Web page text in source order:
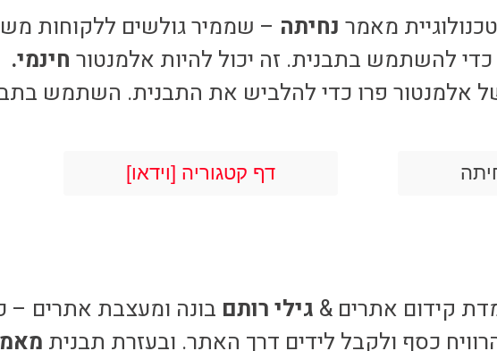
מאמר נחיתה – שממיר גולשים ללקוחות
כדי להשתמש בתבנית. זה יכול להיות אלמנטור חינמי.
של אלמנטור פרו כדי להלביש את התבנית. השתמש
דף קטגוריה [וידאו]
קידום אתרים & גילי רותם
כסף ולקבל לידים דרך האתר. ובעזרת תבנית